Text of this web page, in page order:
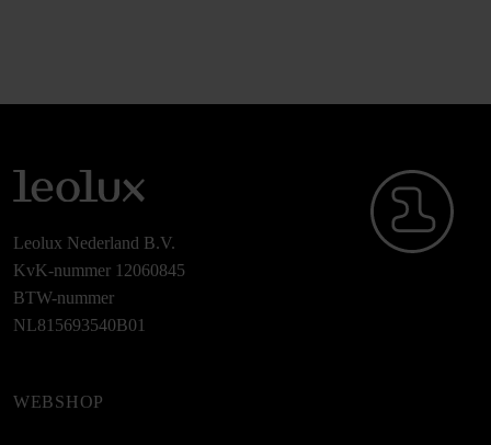
Leolux Nederland B.V.
KvK-nummer 12060845
BTW-nummer
NL815693540B01
WEBSHOP